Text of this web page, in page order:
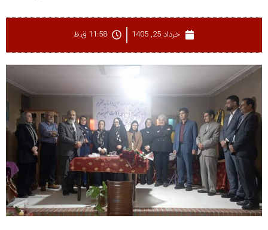
خرداد 25, 1405 11:58 ق.ظ